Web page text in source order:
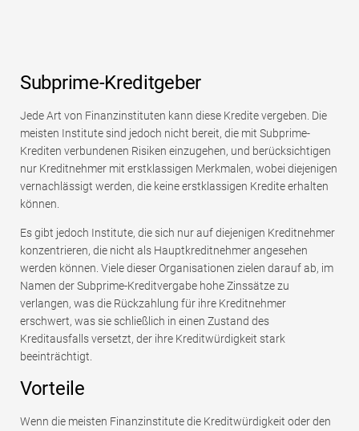
Subprime-Kreditgeber
Jede Art von Finanzinstituten kann diese Kredite vergeben. Die
meisten Institute sind jedoch nicht bereit, die mit Subprime-
Krediten verbundenen Risiken einzugehen, und berücksichtigen
nur Kreditnehmer mit erstklassigen Merkmalen, wobei diejenigen
vernachlässigt werden, die keine erstklassigen Kredite erhalten
können.
Es gibt jedoch Institute, die sich nur auf diejenigen Kreditnehmer
konzentrieren, die nicht als Hauptkreditnehmer angesehen
werden können. Viele dieser Organisationen zielen darauf ab, im
Namen der Subprime-Kreditvergabe hohe Zinssätze zu
verlangen, was die Rückzahlung für ihre Kreditnehmer
erschwert, was sie schließlich in einen Zustand des
Kreditausfalls versetzt, der ihre Kreditwürdigkeit stark
beeinträchtigt.
Vorteile
Wenn die meisten Finanzinstitute die Kreditwürdigkeit oder den